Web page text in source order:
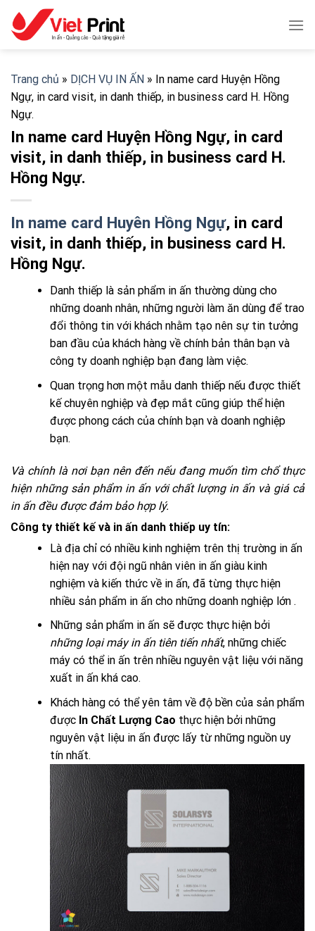
content
Trang chủ » DỊCH VỤ IN ẤN » In name card Huyện Hồng
Ngự, in card visit, in danh thiếp, in business card H. Hồng
Ngự.
In name card Huyện Hồng Ngự, in card
visit, in danh thiếp, in business card H.
Hồng Ngự.
In name card Huyên Hồng Ngự, in card
visit, in danh thiếp, in business card H.
Hồng Ngự.
Danh thiếp là sản phẩm in ấn thường dùng cho
những doanh nhân, những người làm ăn dùng để trao
đổi thông tin với khách nhằm tạo nên sự tin tưởng
ban đầu của khách hàng về chính bản thân bạn và
công ty doanh nghiệp bạn đang làm việc.
Quan trọng hơn một mẫu danh thiếp nếu được thiết
kế chuyên nghiệp và đẹp mắt cũng giúp thể hiện
được phong cách của chính bạn và doanh nghiệp
bạn.
Và chính là nơi bạn nên đến nếu đang muốn tìm chổ thực
hiện những sản phẩm in ấn với chất lượng in ấn và giá cả
in ấn đều được đảm bảo hợp lý.
Công ty thiết kế và in ấn danh thiếp uy tín:
Là địa chỉ có nhiều kinh nghiệm trên thị trường in ấn
hiện nay với đội ngũ nhân viên in ấn giàu kinh
nghiệm và kiến thức về in ấn, đã từng thực hiện
nhiều sản phẩm in ấn cho những doanh nghiệp lớn .
Những sản phẩm in ấn sẽ được thực hiện bởi
những loại máy in ấn tiên tiến nhất, những chiếc
máy có thể in ấn trên nhiều nguyên vật liệu với năng
xuất in ấn khá cao.
Khách hàng có thể yên tâm về độ bền của sản phẩm
được In Chất Lượng Cao thực hiện bởi những
nguyên vật liệu in ấn được lấy từ những nguồn uy
tín nhất.